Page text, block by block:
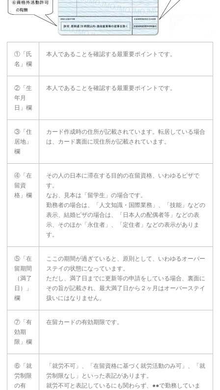
①「氏
名」欄
本人であることを確認する最重要ポイントです。
②「生
年月
日」欄
本人であることを確認する最重要ポイントです。
③「住
居地」
欄
カード作成時の住所が記載されています。転居している場合
は、カード裏面に現住所が記載されています。
④「在
留資
格」欄
その人の日本に滞在する目的の在留資格、いわゆるビザで
す。
なお、見本は「留学生」の場合です。
勤務者の場合は、「人文知識・国際業務」、「技能」などの
表示、結婚ビザの場合は、「日本人の配偶者等」などの表
示、そのほか「永住者」、「定住者」などの表示がありま
す。
⑤「在
留期間
（満了
日）」
欄
ここの期間が過ぎていると、原則として、いわゆるオーバー
ステイの状態になっています。
ただし、満了日までに更新等の申請をしている場合、裏面に
その旨が記載され、最大満了日から２ヶ月はオーバーステイ
扱いにはなりません。
⑦「有
効期
限」欄
在留カードの有効期限です。
⑥「就
労制限
の有
「就労不可」、「在留資格に基づく就労活動のみ可」、「就
労制限なし」といった表記があります。
就労不可と表記しているにも関わらず、●●で勤務していま